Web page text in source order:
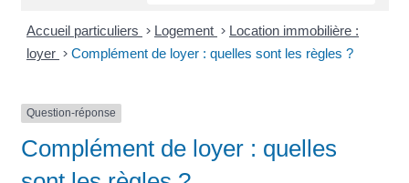
Accueil particuliers > Logement > Location immobilière :
loyer > Complément de loyer : quelles sont les règles ?
Question-réponse
Complément de loyer : quelles